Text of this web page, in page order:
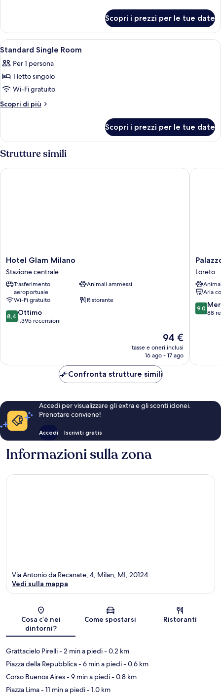
Twin
Room
Scopri i prezzi per le tue date
Apri
tutte
le
foto
per
Standard
Copriletto in piuma, minibar, una
4
Standard Single Room
Per 1 persona
1 letto singolo
Wi-Fi gratuito
Scopri di più
Altri
Single
Scopri i prezzi per le tue date
Strutture simili
Hotel
Glam
Milano
Stazione
centrale
Hotel Glam Milano
Stazione centrale
Trasferimento
aeroportuale
Animali ammessi
Wi-Fi gratuito
Ristorante
8.4
su
8,4 Ottimo
1.395 recensioni
Il
prezzo
attuale
94 €
94 €
tasse e oneri inclusi
16 ago - 17 ago
Hotel Glam Milano
Palazzo
Loreto
Hotel
Milano
Loreto
Loreto
Aria
9.0
su
9,0
88
Palazzo
Confronta strutture simili
Accedi per visualizzare gli extra e gli sconti idonei.
Prenotare conviene!
Accedi Iscriviti gratis
Informazioni sulla zona
Mappa
Via Antonio da Recanate, 4, Milan, MI, 20124
Vedi sulla mappa
Cosa c’è nei
dintorni?
Come spostarsi Ristoranti
Grattacielo Pirelli- 2 min a piedi- 0.2 km
Piazza della Repubblica- 6 min a piedi- 0.6 km
Corso Buenos Aires- 9 min a piedi- 0.8 km
Piazza Lima- 11 min a piedi- 1.0 km